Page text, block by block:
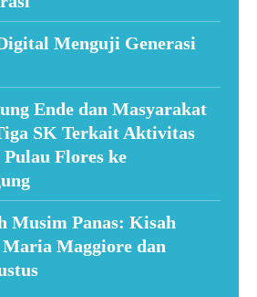
Menguji Generasi
Ende dan Masyarakat
SK Terkait Aktivitas
Flores ke
Musim Panas: Kisah
Maggiore dan